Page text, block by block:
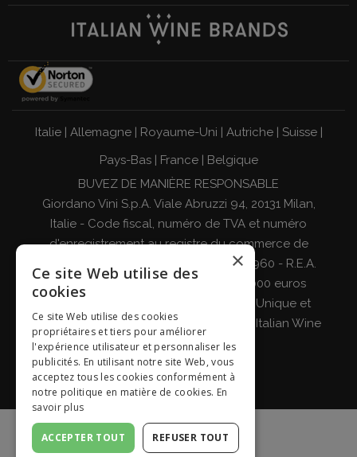
Italie| Allemagne| Royaume-Uni Autriche| Suisse|
Pays-Bas| France|
Belgique
BUVEZ DE MANIÈRE RESPONSABLE
Giordano Vini S.p.A. Viale Abruzzi 94, 20131 Milan,
Italie - Code fiscal, numéro de TVA et numéro
d'enregistrement au registre du commerce de
Milan, Monza-Brianza, Lodi 04642870960 - R.E.A.
MI-2564477 - Capital social de 500 000 euros
entièrement libéré Société à Associé Unique et
sous la direction et la coordination de
Italian Wine
Brands S.p.A.
×
Ce site Web utilise des
cookies
Ce site Web utilise des cookies
propriétaires et tiers pour améliorer
l'expérience utilisateur et personnaliser les
publicités. En utilisant notre site Web, vous
acceptez tous les cookies conformément à
notre politique en matière de cookies. En
savoir plus
ACCEPTER TOUT REFUSER TOUT